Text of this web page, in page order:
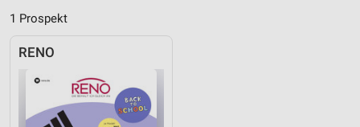
1 Prospekt
RENO